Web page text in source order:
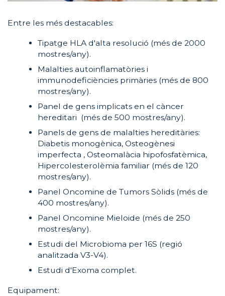
Entre les més destacables:
Tipatge HLA d'alta resolució (més de 2000
mostres/any).
Malalties autoinflamatòries i
immunodeficiències primàries (més de 800
mostres/any).
Panel de gens implicats en el càncer
hereditari (més de 500 mostres/any).
Panels de gens de malalties hereditàries:
Diabetis monogènica, Osteogènesi
imperfecta , Osteomalàcia hipofosfatèmica,
Hipercolesterolèmia familiar (més de 120
mostres/any).
Panel Oncomine de Tumors Sòlids (més de
400 mostres/any).
Panel Oncomine Mieloide (més de 250
mostres/any).
Estudi del Microbioma per 16S (regió
analitzada V3-V4).
Estudi d'Exoma complet.
Equipament: